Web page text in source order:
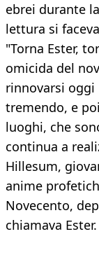
ebrei durante
lettura si
"Torna Ester,
omicida del
rinnovarsi
tremendo, e
luoghi, che
continua a
Hillesum,
anime
Novecento,
chiamava Ester.